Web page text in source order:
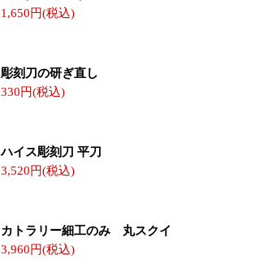
1,650
彫刻刀の研ぎ直し
330
ハイス彫刻刀 平刀
3,520
カトラリー細工のみ 丸スクイ
3,960